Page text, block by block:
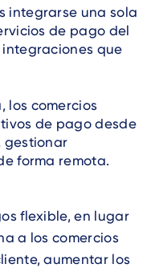
integrarse una sola
de pago del
que
los comercios
de pago desde
gestionar
forma remota.
flexible, en lugar
a los comercios
aumentar los